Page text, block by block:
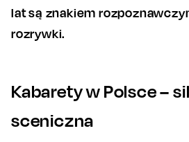
lat są znakiem
rozrywki.
Kabarety w Polsce –
sceniczna